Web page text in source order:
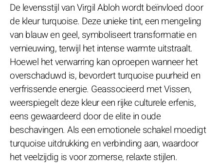
De levensstijl van Virgil Abloh wordt beïnvloed door
de kleur turquoise. Deze unieke tint, een mengeling
van blauw en geel, symboliseert transformatie en
vernieuwing, terwijl het intense warmte uitstraalt.
Hoewel het verwarring kan oproepen wanneer het
overschaduwd is, bevordert turquoise puurheid en
verfrissende energie. Geassocieerd met Vissen,
weerspiegelt deze kleur een rijke culturele erfenis,
eens gewaardeerd door de elite in oude
beschavingen. Als een emotionele schakel moedigt
turquoise uitdrukking en verbinding aan, waardoor
het veelzijdig is voor zomerse, relaxte stijlen.